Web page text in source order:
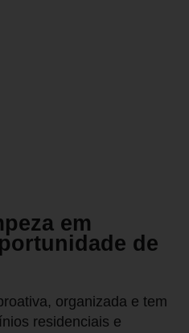
em
de
organizada e tem
residenciais e